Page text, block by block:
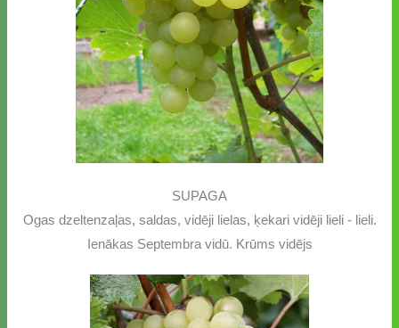
SUPAGA
Ogas dzeltenzaļas, saldas, vidēji lielas, ķekari vidēji lieli - lieli.
Ienākas Septembra vidū. Krūms vidējs